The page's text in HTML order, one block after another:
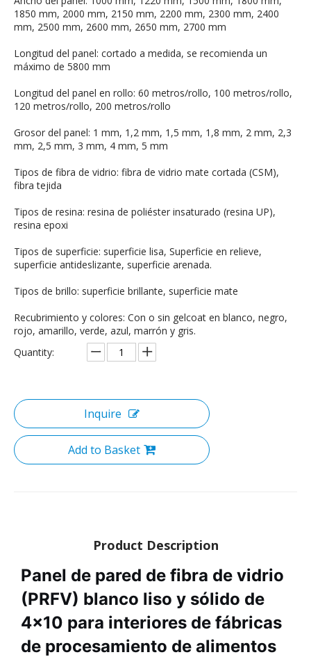
1850 mm, 2000 mm, 2150 mm, 2200 mm, 2300 mm, 2400
mm, 2500 mm, 2600 mm, 2650 mm, 2700 mm
Longitud del panel: cortado a medida, se recomienda un
máximo de 5800 mm
Longitud del panel en rollo: 60 metros/rollo, 100 metros/rollo,
120 metros/rollo, 200 metros/rollo
Grosor del panel: 1 mm, 1,2 mm, 1,5 mm, 1,8 mm, 2 mm, 2,3
mm, 2,5 mm, 3 mm, 4 mm, 5 mm
Tipos de fibra de vidrio: fibra de vidrio mate cortada (CSM),
fibra tejida
Tipos de resina: resina de poliéster insaturado (resina UP),
resina epoxi
Tipos de superficie: superficie lisa, Superficie en relieve,
superficie antideslizante, superficie arenada.
Tipos de brillo: superficie brillante, superficie mate
Recubrimiento y colores: Con o sin gelcoat en blanco, negro,
rojo, amarillo, verde, azul, marrón y gris.
Quantity:
Inquire
Add to Basket
Product Description
Panel de pared de fibra de vidrio
(PRFV) blanco liso y sólido de
4x10 para interiores de fábricas
de procesamiento de alimentos